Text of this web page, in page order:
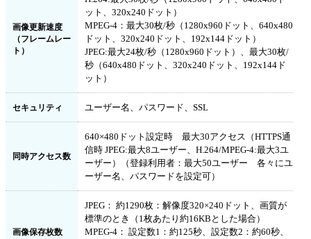
画像更新速度
（フレームレー
ト）
ット、320x240ドット）
MPEG-4：最大30枚/秒（1280x960ドット、640x480
ドット、320x240ドット、192x144ドット）
JPEG:最大24枚/秒（1280x960ドット）、最大30枚/
秒（640x480ドット、320x240ドット、192x144ド
ット）
セキュリティ ユーザー名、パスワード、SSL
同時アクセス数
640×480ドット設定時 最大30アクセス（HTTPS通
信時 JPEG:最大8ユーザー、H.264/MPEG-4:最大3ユ
ーザー）（登録利用者：最大50ユーザー 各々にユ
ーザー名、パスワードを設定可）
画像保存枚数
JPEG： 約1290枚：解像度320×240ドット、画質が
標準のとき（1枚あたり約16KBとした場合）
MPEG-4： 設定数1：約125秒、設定数2：約60秒、